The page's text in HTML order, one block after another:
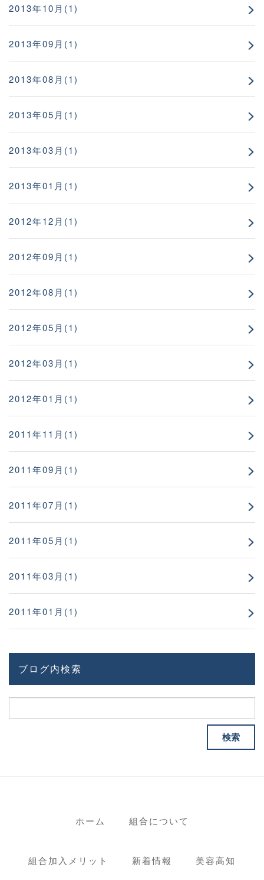
2013年10月(1)
2013年09月(1)
2013年08月(1)
2013年05月(1)
2013年03月(1)
2013年01月(1)
2012年12月(1)
2012年09月(1)
2012年08月(1)
2012年05月(1)
2012年03月(1)
2012年01月(1)
2011年11月(1)
2011年09月(1)
2011年07月(1)
2011年05月(1)
2011年03月(1)
2011年01月(1)
ブログ内検索
ホーム 組合について
組合加入メリット 新着情報 美容高知